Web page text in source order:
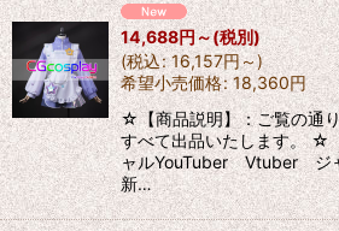
14,688円～(税別)
(税込: 16,157円～)
希望小売価格: 18,360円
☆【商品説明】：ご覧の通
すべて出品いたします。 ☆
ャルYouTuber Vtuber ジ
新…